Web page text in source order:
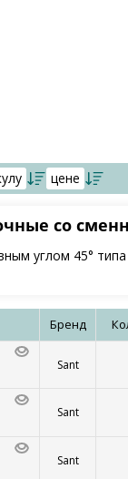
цене
со
углом 45°
Бренд
Sant
Sant
Sant